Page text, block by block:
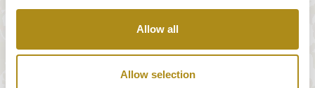
Allow all
Allow selection
21
Mozart & Schubert